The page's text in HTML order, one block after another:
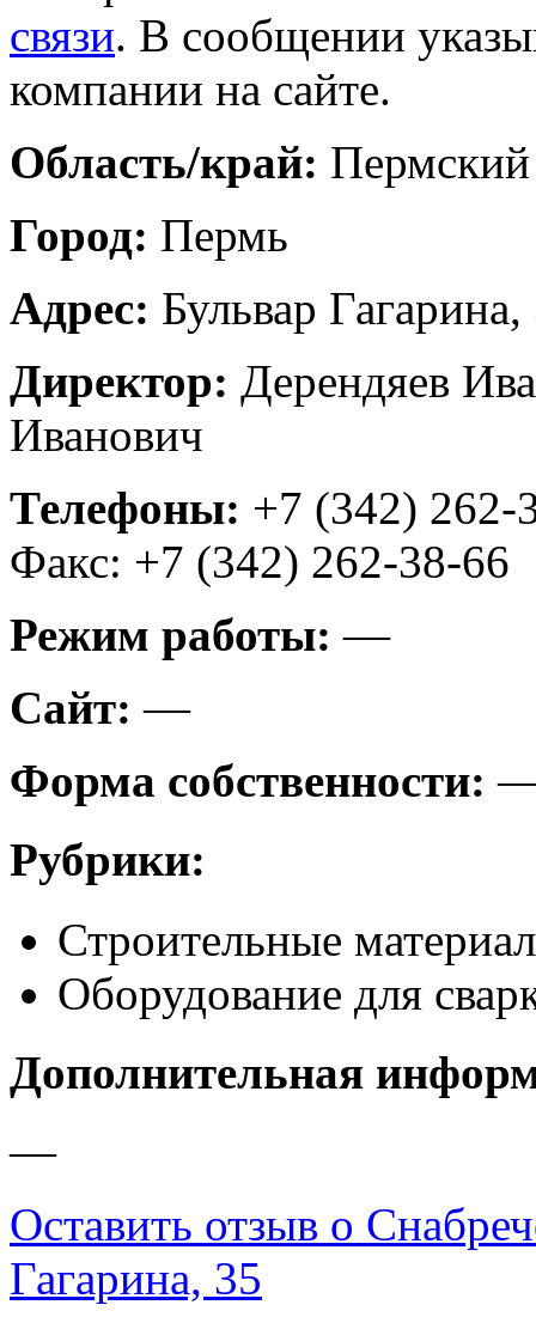
связи. В сообщении
компании на сайте.
Область/край:
Город: Пермь
Адрес: Бульвар Гагарина,
Директор: Дерендяев
Иванович
Телефоны: +7 (342) 262-
Факс: +7 (342) 262-38-66
Режим работы:—
Сайт:—
Форма собственности:
Рубрики:
Строительные
Оборудование для
Дополнительная
—
Оставить отзыв о
Гагарина, 35